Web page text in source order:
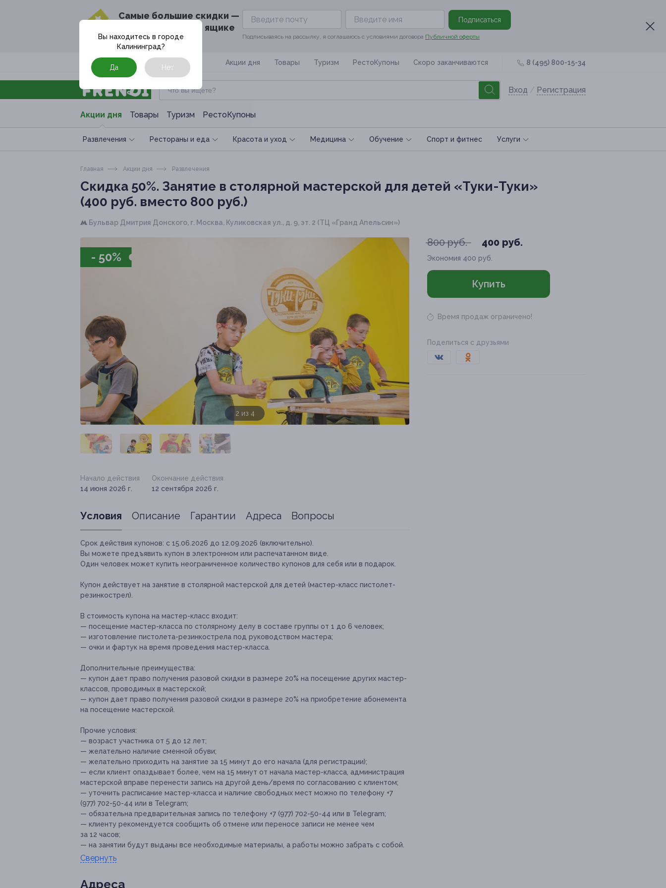
Cамые большие скидки —
в твоём почтовом ящике
Подписаться
Подписываясь на рассылку, я соглашаюсь с условиями договора Публичной оферты
Москва Акции дня Товары Туризм РестоКупоны Скоро заканчиваются 8 (495) 800-15-34
Вход / Регистрация
Акции дня Товары Туризм РестоКупоны
Развлечения Рестораны и еда Красота и уход Медицина Обучение Спoрт и фитнес Услуги
Вы находитесь в городе
Калининград?
Да Нет
Главная Акции дня Развлечения
Скидка 50%. Занятие в столярной мастерской для детей «Туки-Туки»
(400 руб. вместо 800 руб.)
Бульвар Дмитрия Донского, г. Москва, Куликовская ул., д. 9, эт. 2 (ТЦ «Гранд Апельсин»)
- 50%
3 из 4
800 руб. 400 руб.
Экономия 400 руб.
Купить
Время продаж ограничено!
Поделиться с друзьями
Начало действия
14 июня 2026 г.
Окончание действия
12 сентября 2026 г.
Условия Описание Гарантии Адреса Вопросы
Срок действия купонов: с 15.06.2026 до 12.09.2026 (включительно).
Вы можете предъявить купон в электронном или распечатанном виде.
Один человек может купить неограниченное количество купонов для себя или в подарок.
Купон действует на занятие в столярной мастерской для детей (мастер-класс пистолет-
резинкострел).
В стоимость купона на мастер-класс входит:
— посещение мастер-класса по столярному делу в составе группы от 1 до 6 человек;
— изготовление пистолета-резинкострела под руководством мастера;
— очки и фартук на время проведения мастер-класса.
Дополнительные преимущества:
— купон дает право получения разовой скидки в размере 20% на посещение других мастер-
классов, проводимых в мастерской;
— купон дает право получения разовой скидки в размере 20% на приобретение абонемента
на посещение мастерской.
Прочие условия:
— возраст участника от 5 до 12 лет;
— желательно наличие сменной обуви;
— желательно приходить на занятие за 15 минут до его начала (для регистрации);
— если клиент опаздывает более, чем на 15 минут от начала мастер-класса, администрация
мастерской вправе перенести запись на другой день/время по согласованию с клиентом;
— уточнить расписание мастер-класса и наличие свободных мест можно по телефону +7
(977) 702-50-44 или в Telegram;
— обязательна предварительная запись по телефону +7 (977) 702-50-44 или в Telegram;
— клиенту рекомендуется сообщить об отмене или переносе записи не менее чем
за 12 часов;
— на занятии будут выданы все необходимые материалы, а работы можно забрать с собой.
Свернуть
Адресa